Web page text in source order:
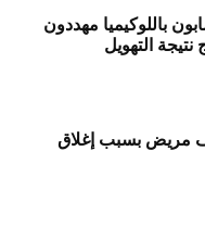
باللوكيميا مهددون
نتيجة التهويل
أكثر من 120 ألف مريض بسبب إغلاق